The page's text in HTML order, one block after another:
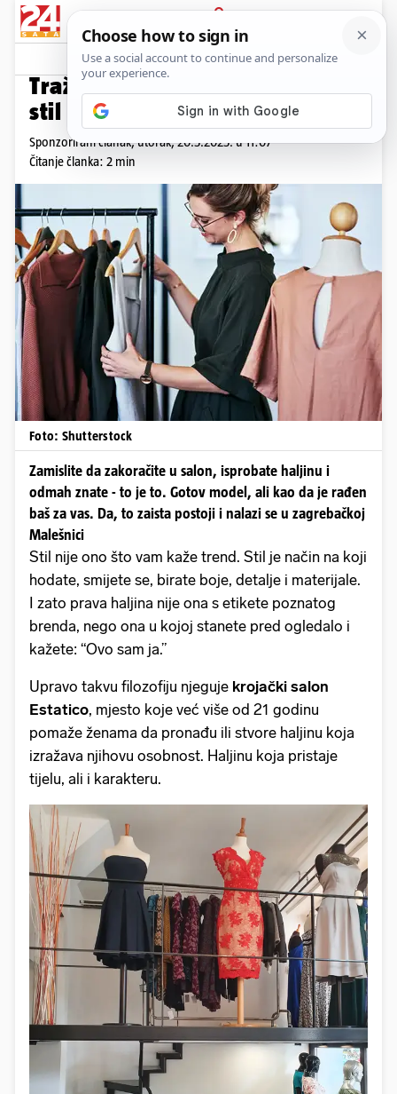
PRIJAVA
Promo sadržaj
Tražite idealnu haljinu? Pravi
stil počinje ovdje
Sponzorirani članak,utorak, 20.5.2025. u 11:07
Čitanje članka: 2 min
Foto: Shutterstock
Zamislite da zakoračite u salon, isprobate haljinu i
odmah znate - to je to. Gotov model, ali kao da je rađen
baš za vas. Da, to zaista postoji i nalazi se u zagrebačkoj
Malešnici
Stil nije ono što vam kaže trend. Stil je način na koji
hodate, smijete se, birate boje, detalje i materijale.
I zato prava haljina nije ona s etikete poznatog
brenda, nego ona u kojoj stanete pred ogledalo i
kažete: “Ovo sam ja.”
Upravo takvu filozofiju njeguje krojački salon
Estatico, mjesto koje već više od 21 godinu
pomaže ženama da pronađu ili stvore haljinu koja
izražava njihovu osobnost. Haljinu koja pristaje
tijelu, ali i karakteru.